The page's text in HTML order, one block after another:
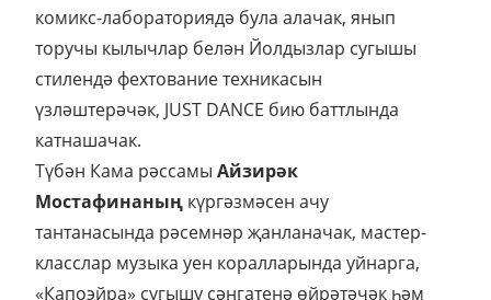
комикс-лабораториядә була алачак, янып
торучы кылычлар белән Йолдызлар сугышы
стилендә фехтование техникасын
үзләштерәчәк, JUST DANCE бию баттлында
катнашачак.
Түбән Кама рәссамы Айзирәк
Мостафинаның күргәзмәсен ачу
тантанасында рәсемнәр җанланачак, мастер-
класслар музыка уен коралларында уйнарга,
«Капоэйра» сугышу сәнгатенә өйрәтәчәк һәм